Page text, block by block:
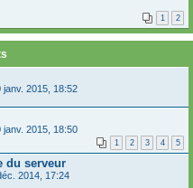
1 2
janv. 2015, 18:52
janv. 2015, 18:50
1 2 3 4 5
du serveur
2014, 17:24